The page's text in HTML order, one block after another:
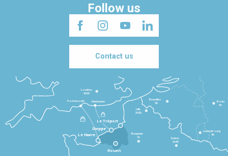
Follow us
Contact us
Le Havre
Dieppe
Le Tréport
Beauvais
1h
Reims
2h45
Lille
2h30
Bruxelles
3h
Londres
3h30
Newhaven
Portsmouth
Bonn
5h
Luxembourg
4h
Rouen